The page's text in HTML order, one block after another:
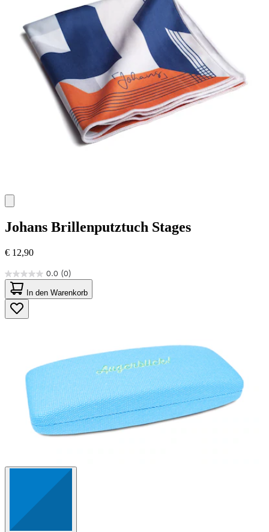
Johans Brillenputztuch Stages
€ 12,90
0.0 (0)
0.0
von
5
Sternen.
In den Warenkorb